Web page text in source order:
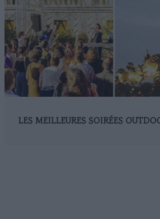
LES MEILLEURES SOIRÉES